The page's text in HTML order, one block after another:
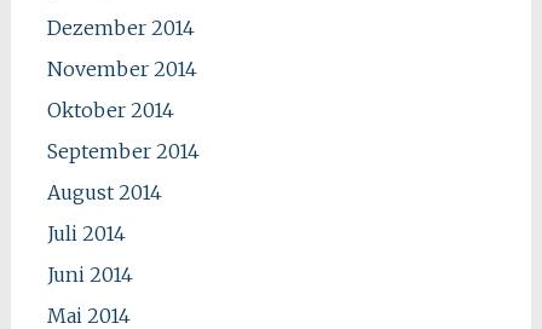
Dezember 2014
November 2014
Oktober 2014
September 2014
August 2014
Juli 2014
Juni 2014
Mai 2014